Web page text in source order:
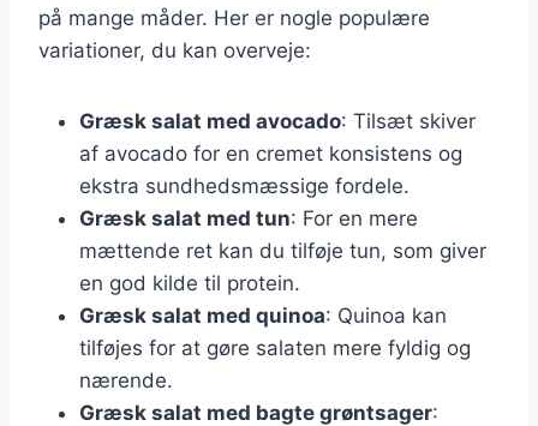
på mange måder. Her er nogle populære
variationer, du kan overveje:
Græsk salat med avocado: Tilsæt skiver
af avocado for en cremet konsistens og
ekstra sundhedsmæssige fordele.
Græsk salat med tun: For en mere
mættende ret kan du tilføje tun, som giver
en god kilde til protein.
Græsk salat med quinoa: Quinoa kan
tilføjes for at gøre salaten mere fyldig og
nærende.
Græsk salat med bagte grøntsager: